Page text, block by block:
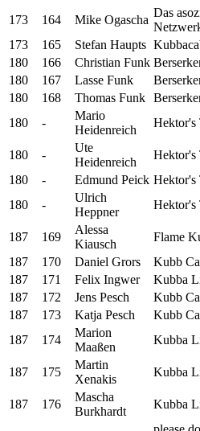
173
164 Mike Ogascha
Das
173
165 Stefan Haupts
180
166 Christian Funk
180
167 Lasse Funk
180
168 Thomas Funk
180
-
Mario
Heidenreich
Hektor's
180 -
Ute
Heidenreich
Hektor's
180
- Edmund Peick Hektor's
180
-
Ulrich
Heppner
Hektor's
187 169
Alessa
Kiausch
Flame
187
170 Daniel Grors Kubb
187
171 Felix Ingwer Kubba
187
172 Jens Pesch Kubb
187
173 Katja Pesch Kubb
187
174
Marion
Maaßen
Kubba
187 175
Martin
Xenakis
Kubba
187 176
Mascha
Burkhardt
Kubba